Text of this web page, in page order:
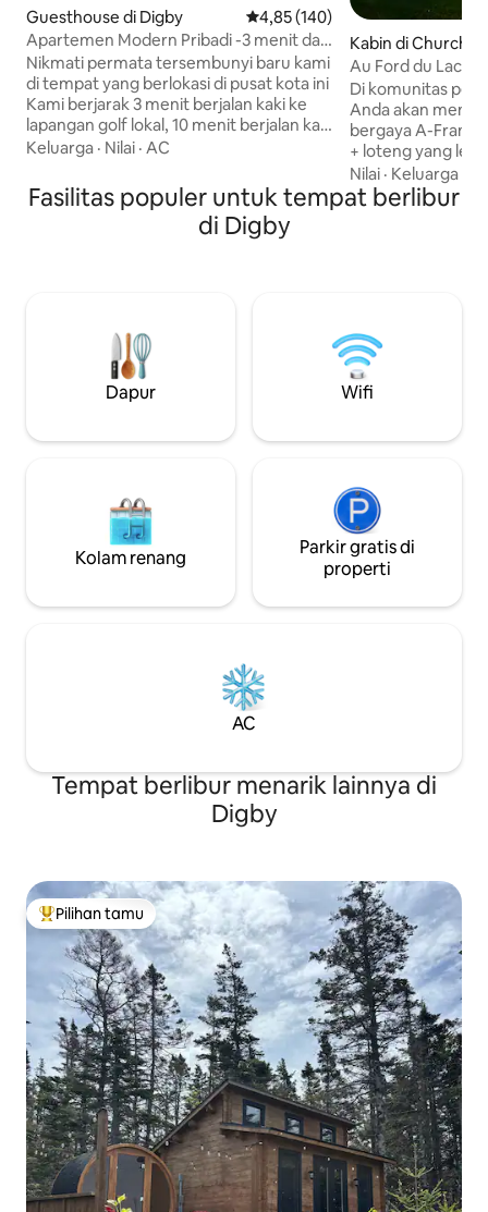
Guesthouse di Digby Nilai rata-rata 4,85 dari 5, 140
4,85 (140)
Apartemen Modern Pribadi -3 menit dari
Pantai Golf & Area DT
Nikmati permata tersembunyi baru kami
di tempat yang berlokasi di pusat kota ini
Kami berjarak 3 menit berjalan kaki ke
lapangan golf lokal, 10 menit berjalan kaki
ke tempat wisata pusat kota, 3 -5 menit
berkendara ke feri. Apartemen modern
di kota kecil bisa menjadi basis sempurna
Anda untuk menjelajah di siang hari dan
lengkap kami Tempat wisata Digby Neck
- Menonton wanita, menyeimbangkan
batu, 30 menit berkendara
Keluarga · Nilai · AC
Kabin di Church
Au Ford du Lac
Di komunitas
Anda akan
bergaya A-Frame
+ loteng yang
danau kecil.
dinikmati dari
dari dinding ke
futon. Kami berada di pedesaan,
meskipun tidak
sebelah, jadi
yang kurang
Nilai · Keluarga
Fasilitas populer untuk tempat berlibur
di Digby
Dapur Wifi
Kolam renang
Parkir gratis di
properti
AC
Tempat berlibur menarik lainnya di
Digby
Pilihan tamu terpopuler
Pilihan tamu